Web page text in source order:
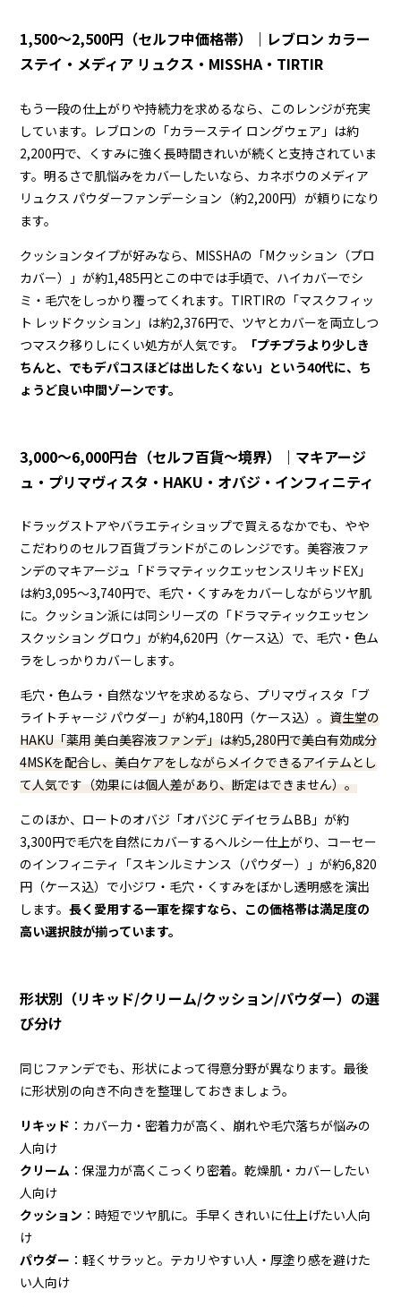
1,500〜2,500円（セルフ中価格帯）｜レブロン カラー
ステイ・メディア リュクス・MISSHA・TIRTIR
もう一段の仕上がりや持続力を求めるなら、このレンジが充実
しています。レブロンの「カラーステイ ロングウェア」は約
2,200円で、くすみに強く長時間きれいが続くと支持されていま
す。明るさで肌悩みをカバーしたいなら、カネボウのメディア
リュクス パウダーファンデーション（約2,200円）が頼りになり
ます。
クッションタイプが好みなら、MISSHAの「Mクッション（プロ
カバー）」が約1,485円とこの中では手頃で、ハイカバーでシ
ミ・毛穴をしっかり覆ってくれます。TIRTIRの「マスクフィッ
ト レッドクッション」は約2,376円で、ツヤとカバーを両立しつ
つマスク移りしにくい処方が人気です。
「プチプラより少しき
ちんと、でもデパコスほどは出したくない」という40代に、ち
ょうど良い中間ゾーンです。
3,000〜6,000円台（セルフ百貨〜境界）｜マキアージ
ュ・プリマヴィスタ・HAKU・オバジ・インフィニティ
ドラッグストアやバラエティショップで買えるなかでも、やや
こだわりのセルフ百貨ブランドがこのレンジです。美容液ファ
ンデのマキアージュ「ドラマティックエッセンスリキッドEX」
は約3,095〜3,740円で、毛穴・くすみをカバーしながらツヤ肌
に。クッション派には同シリーズの「ドラマティックエッセン
スクッション グロウ」が約4,620円（ケース込）で、毛穴・色ム
ラをしっかりカバーします。
毛穴・色ムラ・自然なツヤを求めるなら、プリマヴィスタ「ブ
ライトチャージ パウダー」が約4,180円（ケース込）。資生堂の
HAKU「薬用 美白美容液ファンデ」は約5,280円で美白有効成分
4MSKを配合し、美白ケアをしながらメイクできるアイテムとし
て人気です（効果には個人差があり、断定はできません）。
このほか、ロートのオバジ「オバジC デイセラムBB」が約
3,300円で毛穴を自然にカバーするヘルシー仕上がり、コーセー
のインフィニティ「スキンルミナンス（パウダー）」が約6,820
円（ケース込）で小ジワ・毛穴・くすみをぼかし透明感を演出
します。長く愛用する一軍を探すなら、この価格帯は満足度の
高い選択肢が揃っています。
形状別（リキッド/クリーム/クッション/パウダー）の選
び分け
同じファンデでも、形状によって得意分野が異なります。最後
に形状別の向き不向きを整理しておきましょう。
リキッド ：カバー力・密着力が高く、崩れや毛穴落ちが悩みの
人向け
クリーム ：保湿力が高くこっくり密着。乾燥肌・カバーしたい
人向け
クッション ：時短でツヤ肌に。手早くきれいに仕上げたい人向
け
パウダー ：軽くサラッと。テカリやすい人・厚塗り感を避けた
い人向け